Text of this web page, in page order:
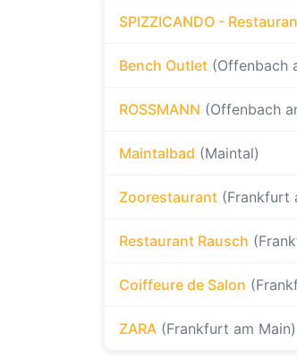
SPIZZICANDO -
Bench Outlet (Offenbach
ROSSMANN (Offenbach
Maintalbad (Maintal)
Zoorestaurant (Frankfurt
Restaurant Rausch
Coiffeure de Salon
ZARA (Frankfurt am Main)